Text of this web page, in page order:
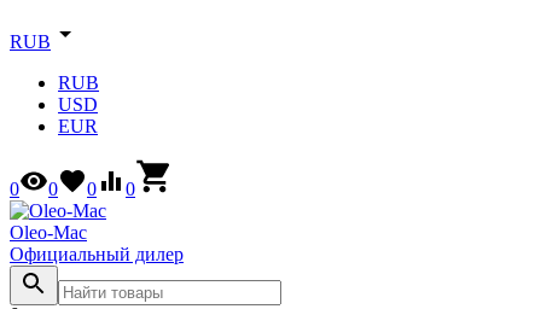
RUB
RUB
USD
EUR
0 0 0 0
Oleo-Mac
Официальный дилер